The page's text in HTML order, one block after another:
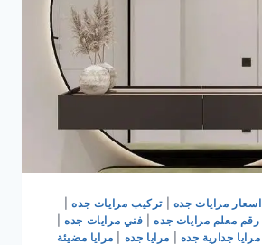
اسعار مرايات جده |تركيب مرايات جده|
رقم معلم مرايات جده| فني مرايات جده|
مرايا جدارية جده مرايا جده
مرايا مضيئة